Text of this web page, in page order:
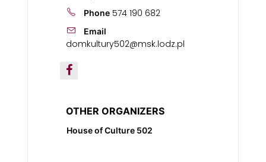
Phone 574 190 682
Email
domkultury502@msk.lodz.pl
OTHER ORGANIZERS
House of Culture 502